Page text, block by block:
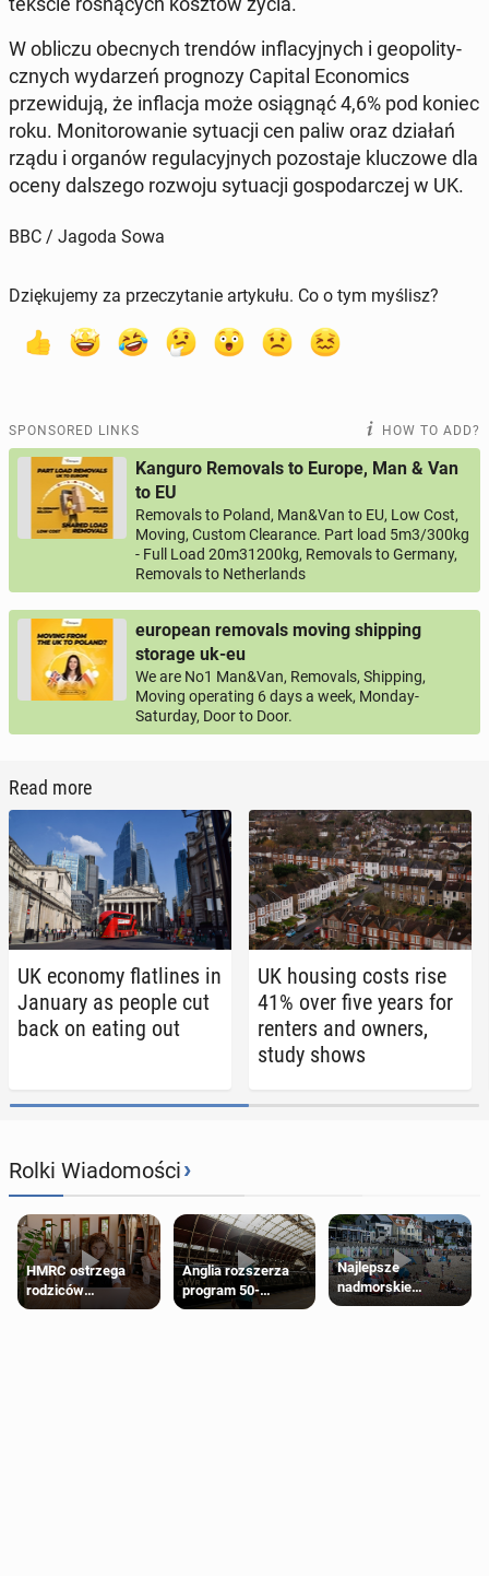
W obliczu obec­nych trendów in­fla­cyjnych i geopoli­ty­
cznych wydarzeń prog­nozy Capital Eco­nom­ics
przewidu­ją, że in­flac­ja może os­iągnąć 4,6% pod koniec
roku. Mon­i­torowanie sytu­acji cen paliw oraz działań
rządu i organów reg­u­la­cyjnych po­zosta­je kluc­zowe dla
oceny dal­szego rozwoju sytu­acji gospo­dar­czej w UK.
BBC / Jagoda Sowa
Dziękujemy za przeczytanie artykułu. Co o tym myślisz?
SPONSORED LINKS HOW TO ADD?
Kanguro Removals to Europe, Man & Van
to EU
Removals to Poland, Man&Van to EU, Low Cost,
Moving, Custom Clearance. Part load 5m3/300kg
- Full Load 20m31200kg, Removals to Germany,
Removals to Netherlands
european removals moving shipping
storage uk-eu
We are No1 Man&Van, Removals, Shipping,
Moving operating 6 days a week, Monday-
Saturday, Door to Door.
Read more
UK economy flat­lines in
January as people cut
back on eating out
UK housing costs rise
41% over five years for
renters and owners,
study shows
Rolki Wiadomości›
HMRC ostrzega
rodziców
pobierających Child
Anglia rozszerza
program 50-
procentowych
Najlepsze
nadmorskie
miasteczko blisko